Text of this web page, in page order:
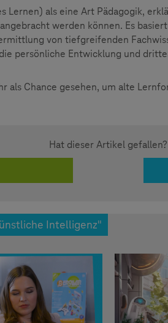
Lernen) als eine Art Pädagogik,
werden können. Es
von tiefgreifenden
persönliche Entwicklung und
als Chance gesehen, um alte
Hat dieser Artikel gefallen?
Intelligenz"